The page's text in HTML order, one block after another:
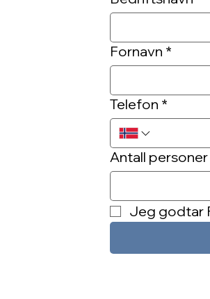
Fornavn *
Telefon *
Antall personer
Jeg godtar